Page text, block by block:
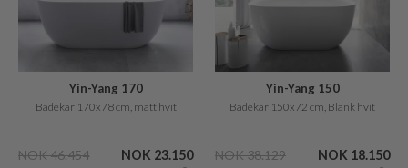
Yin-Yang 170
Badekar 170x78 cm, matt hvit
NOK 46.454 NOK 23.150
Yin-Yang 150
Badekar 150x72 cm, Blank hvit
NOK 38.129 NOK 18.150